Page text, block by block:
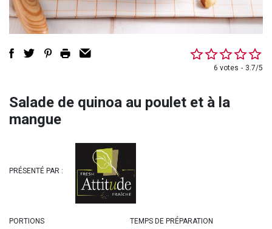
6 votes 3.7/5
Salade de quinoa au poulet et à la
mangue
PRÉSENTÉ PAR :
PORTIONS TEMPS DE PRÉPARATION